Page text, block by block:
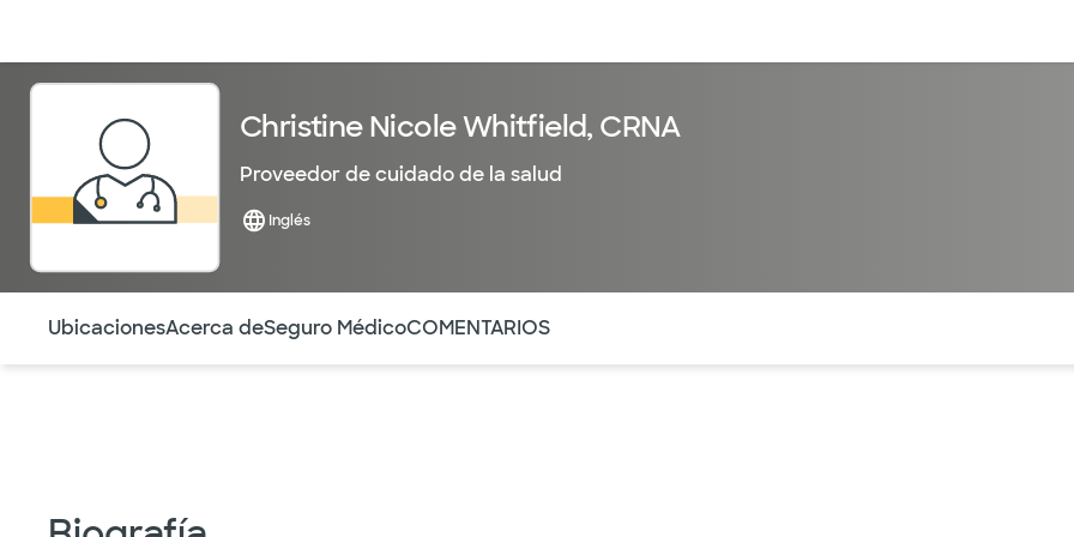
Christine Nicole Whitfield, CRNA
Proveedor de cuidado de la salud
Inglés
UbicacionesAcerca deSeguro MédicoCOMENTARIOS